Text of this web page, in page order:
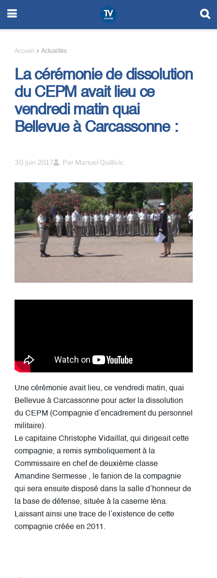
Accueil Actualités
La cérémonie de dissolution
du CEPM avait lieu ce
vendredi matin quai
Bellevue à Carcassonne :
30 juin 2017 Par Manuel Quillivic
Une cérémonie avait lieu, ce vendredi matin, quai
Bellevue à Carcassonne pour acter la dissolution
du CEPM (Compagnie d’encadrement du personnel
militaire).
Le capitaine Christophe Vidaillat, qui dirigeait cette
compagnie, a remis symboliquement à la
Commissaire en chef de deuxième classe
Amandine Sermesse , le fanion de la compagnie
qui sera ensuite disposé dans la salle d’honneur de
la base de défense, située à la caserne Ièna.
Laissant ainsi une trace de l’existence de cette
compagnie créée en 2011.